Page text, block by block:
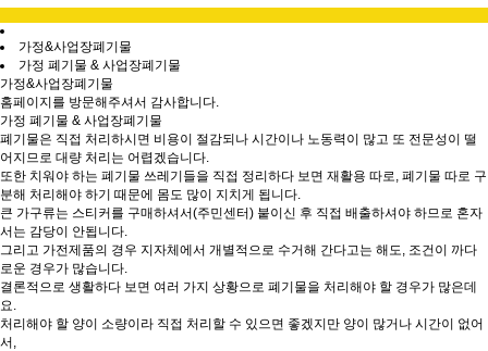
가정&사업장폐기물
가정 폐기물 & 사업장폐기물
가정&사업장폐기물
홈페이지를 방문해주셔서 감사합니다.
가정 폐기물 & 사업장폐기물
폐기물은 직접 처리하시면 비용이 절감되나 시간이나 노동력이 많고 또 전문성이 떨
어지므로 대량 처리는 어렵겠습니다.
또한 치워야 하는 폐기물 쓰레기들을 직접 정리하다 보면 재활용 따로, 폐기물 따로 구
분해 처리해야 하기 때문에 몸도 많이 지치게 됩니다.
큰 가구류는 스티커를 구매하셔서(주민센터) 붙이신 후 직접 배출하셔야 하므로 혼자
서는 감당이 안됩니다.
그리고 가전제품의 경우 지자체에서 개별적으로 수거해 간다고는 해도, 조건이 까다
로운 경우가 많습니다.
결론적으로 생활하다 보면 여러 가지 상황으로 폐기물을 처리해야 할 경우가 많은데
요.
처리해야 할 양이 소량이라 직접 처리할 수 있으면 좋겠지만 양이 많거나 시간이 없어
서,